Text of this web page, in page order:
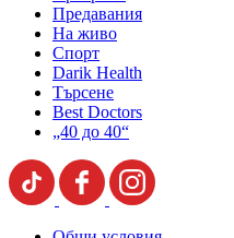
Предавания
На живо
Спорт
Darik Health
Търсене
Best Doctors
„40 до 40“